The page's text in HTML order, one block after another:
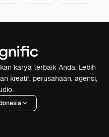
karya terbaik Anda. Lebih
kreatif, perusahaan, agensi,